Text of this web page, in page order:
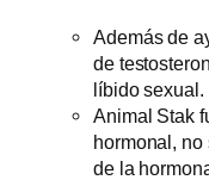
Además de
de
líbido sexual.
Animal Stak
hormonal, no
de la